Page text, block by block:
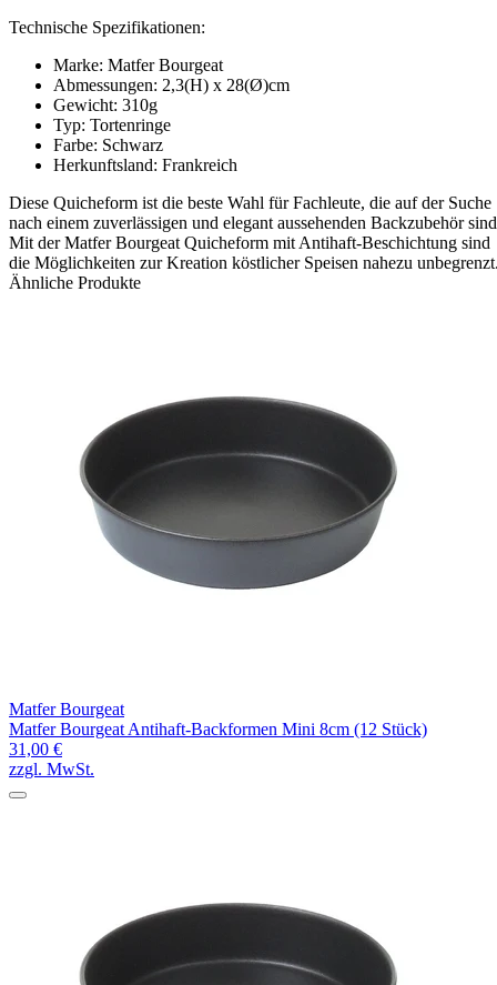
Technische Spezifikationen:
Marke: Matfer Bourgeat
Abmessungen: 2,3(H) x 28(Ø)cm
Gewicht: 310g
Typ: Tortenringe
Farbe: Schwarz
Herkunftsland: Frankreich
Diese Quicheform ist die beste Wahl für Fachleute, die auf der Suche
nach einem zuverlässigen und elegant aussehenden Backzubehör
Mit der Matfer Bourgeat Quicheform mit Antihaft-Beschichtung sind
die Möglichkeiten zur Kreation köstlicher Speisen nahezu
Ähnliche Produkte
Matfer Bourgeat
Matfer Bourgeat Antihaft-Backformen Mini 8cm (12 Stück)
31,00 €
zzgl. MwSt.